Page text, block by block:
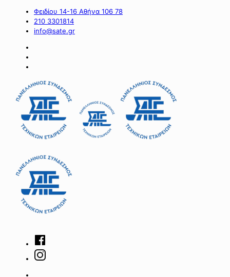
Φειδίου 14-16 Αθήνα 106 78
210 3301814
info@sate.gr